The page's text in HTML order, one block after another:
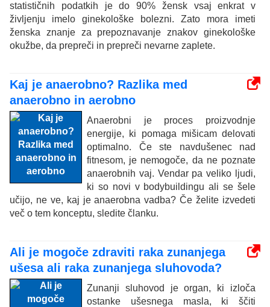
statističnih podatkih je do 90% žensk vsaj enkrat v
življenju imelo ginekološke bolezni. Zato mora imeti
ženska znanje za prepoznavanje znakov ginekološke
okužbe, da prepreči in prepreči nevarne zaplete.
Kaj je anaerobno? Razlika med
anaerobno in aerobno
Anaerobni je proces proizvodnje
energije, ki pomaga mišicam delovati
optimalno. Če ste navdušenec nad
fitnesom, je nemogoče, da ne poznate
anaerobnih vaj. Vendar pa veliko ljudi,
ki so novi v bodybuildingu ali se šele
učijo, ne ve, kaj je anaerobna vadba? Če želite izvedeti
več o tem konceptu, sledite članku.
Ali je mogoče zdraviti raka zunanjega
ušesa ali raka zunanjega sluhovoda?
Zunanji sluhovod je organ, ki izloča
ostanke ušesnega masla, ki ščiti